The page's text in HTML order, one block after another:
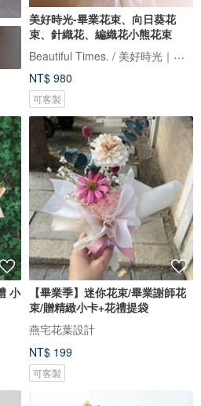
美好時光-畢業花束、向日葵花
束、針織花、編織花小熊花束
Beautiful Times. / 美好時光｜花藝工作室
NT$ 980
可客製
小
【畢業季】迷你花束/畢業謝師花
束/贈精緻小卡+花禮提袋
燕宅花葉設計
NT$ 199
可客製